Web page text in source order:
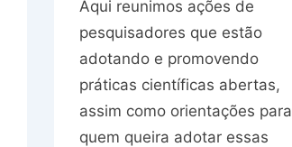
Aqui reunimos ações de
pesquisadores que estão
adotando e promovendo
práticas científicas abertas,
assim como orientações para
quem queira adotar essas